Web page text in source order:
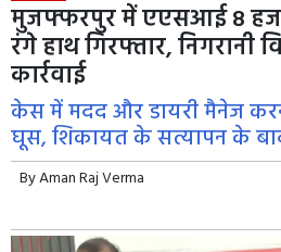
मुजफ्फरपुर में एएसआई 8
रंगे हाथ गिरफ्तार, निगरानी
कार्रवाई
केस में मदद और डायरी मैनेज
घूस, शिकायत के सत्यापन के
ByAman Raj Verma